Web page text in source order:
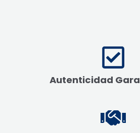
Autenticidad